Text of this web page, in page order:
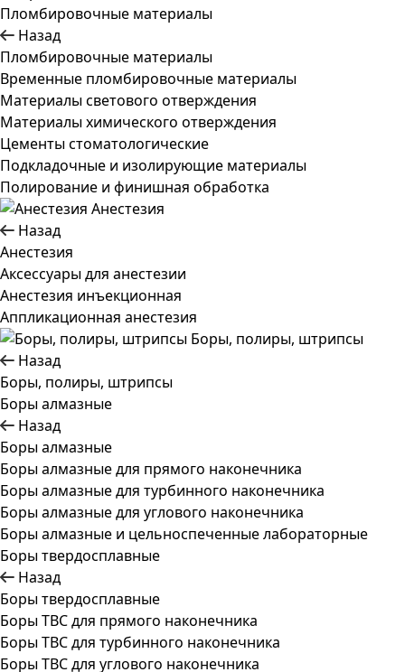
Пломбировочные материалы
Назад
Пломбировочные материалы
Временные пломбировочные материалы
Материалы светового отверждения
Материалы химического отверждения
Цементы стоматологические
Подкладочные и изолирующие материалы
Полирование и финишная обработка
Анестезия
Назад
Анестезия
Аксессуары для анестезии
Анестезия инъекционная
Аппликационная анестезия
Боры, полиры, штрипсы
Назад
Боры, полиры, штрипсы
Боры алмазные
Назад
Боры алмазные
Боры алмазные для прямого наконечника
Боры алмазные для турбинного наконечника
Боры алмазные для углового наконечника
Боры алмазные и цельноспеченные лабораторные
Боры твердосплавные
Назад
Боры твердосплавные
Боры ТВС для прямого наконечника
Боры ТВС для турбинного наконечника
Боры ТВС для углового наконечника